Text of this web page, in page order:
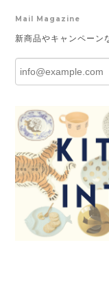
Mail Magazine
新商品やキャンペーン